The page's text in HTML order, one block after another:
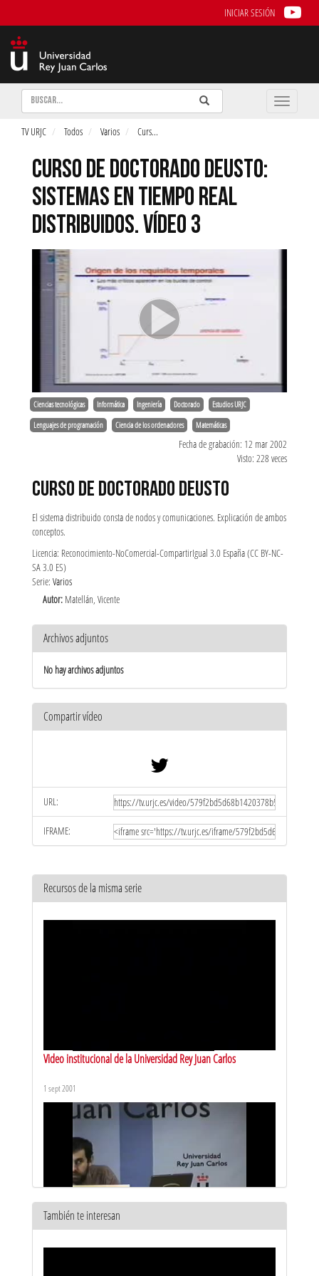
INICIAR SESIÓN
Buscar Enviar
Buscar
Toggle
TV URJC Todos Varios Curs...
CURSO DE DOCTORADO DEUSTO:
SISTEMAS EN TIEMPO REAL
DISTRIBUIDOS. VÍDEO 3
Ciencias tecnológicas Informática Ingeniería Doctorado Estudios URJC
Lenguajes de programación Ciencia de los ordenadores Matemáticas
Fecha de grabación: 12 mar 2002
Visto: 228 veces
CURSO DE DOCTORADO DEUSTO
El sistema distribuido consta de nodos y comunicaciones. Explicación de ambos
conceptos.
Licencia: Reconocimiento-NoComercial-CompartirIgual 3.0 España (CC BY-NC-
SA 3.0 ES)
Serie: Varios
Autor: Matellán, Vicente
Archivos adjuntos
No hay archivos adjuntos
Compartir vídeo
URL:
IFRAME:
Recursos de la misma serie
Video institucional de la Universidad Rey Juan Carlos
1 sept 2001
También te interesan